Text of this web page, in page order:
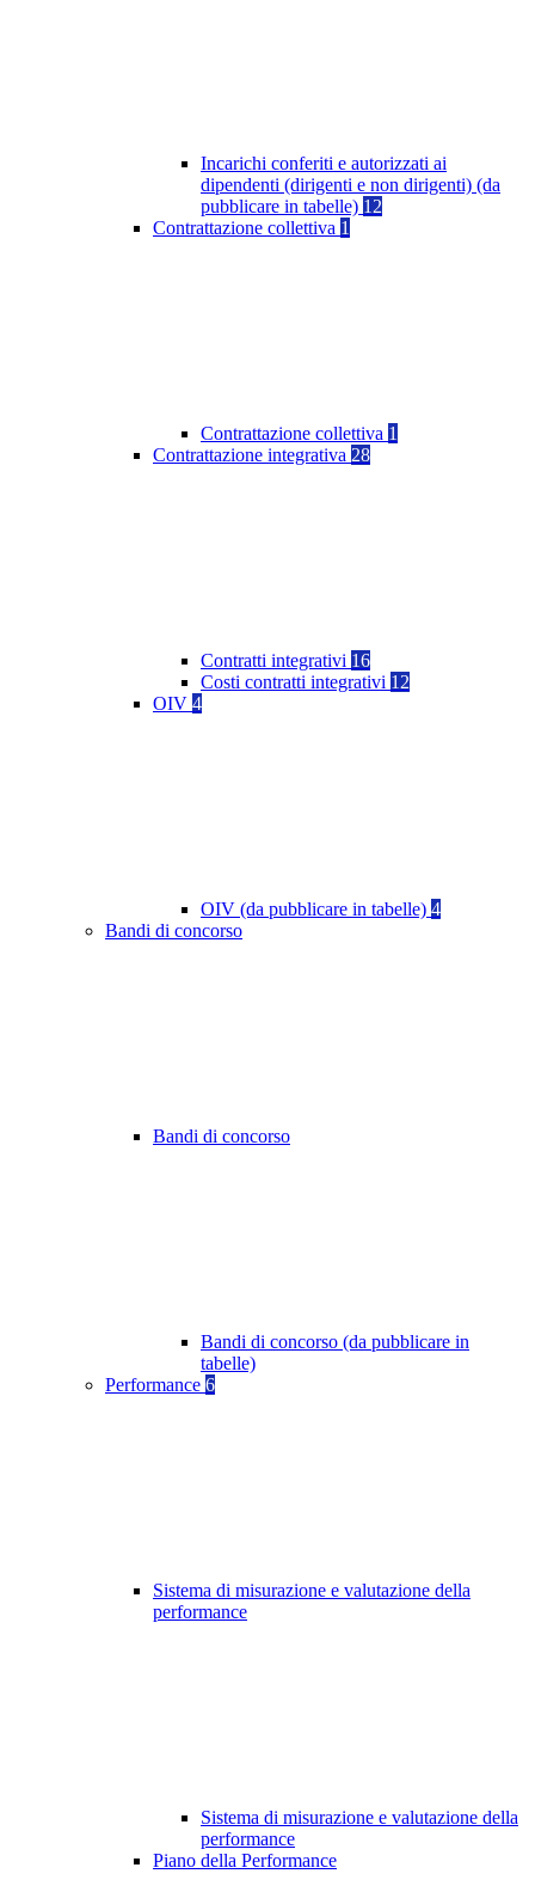
Incarichi conferiti e autorizzati ai
dipendenti (dirigenti e non dirigenti) (da
pubblicare in tabelle) 12
Contrattazione collettiva 1
Contrattazione collettiva 1
Contrattazione integrativa 28
Contratti integrativi 16
Costi contratti integrativi 12
OIV 4
OIV (da pubblicare in tabelle) 4
Bandi di concorso
Bandi di concorso
Bandi di concorso (da pubblicare in
tabelle)
Performance 6
Sistema di misurazione e valutazione della
performance
Sistema di misurazione e valutazione della
performance
Piano della Performance